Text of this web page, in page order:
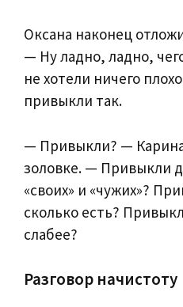
Оксана наконец
— Ну ладно, ладно,
не хотели ничего
привыкли так.
— Привыкли? —
золовке. — Привыкли
«своих» и «чужих»?
сколько есть?
слабее?
Разговор начистоту